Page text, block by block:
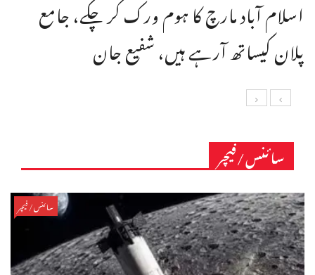
اسلام آباد مارچ کا ہوم ورک کر چکے، جامع
پلان کیساتھ آرہے ہیں، شفیع جان
سائنس/فیچر
سائنس/فیچر